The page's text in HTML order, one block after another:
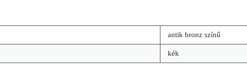
antik bronz színű
kék